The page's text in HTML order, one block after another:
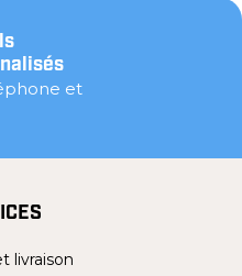
et
livraison